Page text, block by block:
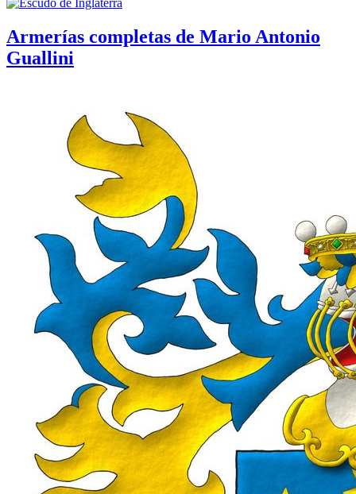
Armerías completas de Mario Antonio
Guallini